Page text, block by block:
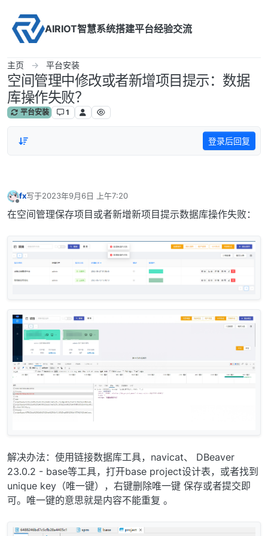
AIRIOT智慧系统搭建平台经验交流
主页 平台安装
空间管理中修改或者新增项目提示：数据
库操作失败？
平台安装 1
登录后回复
fx写于2023年9月6日 上午7:20
最后由 编辑
在空间管理保存项目或者新增新项目提示数据库操作失败：
解决办法：使用链接数据库工具，navicat、 DBeaver
23.0.2 - base等工具，打开base project设计表，或者找到
unique key（唯一键），右键删除唯一键 保存或者提交即
可。唯一键的意思就是内容不能重复 。